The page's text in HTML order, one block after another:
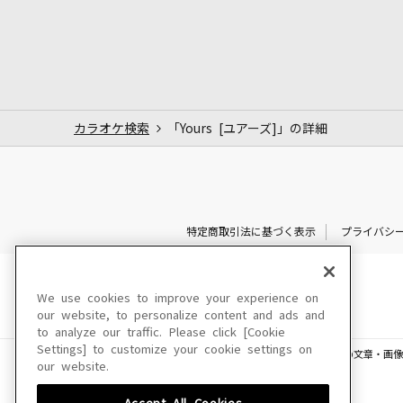
カラオケ検索 「Yours [ユアーズ]」の詳細
特定商取引法に基づく表示 プライバシ
このサイトに掲載されている一切の文章・画
We use cookies to improve your experience on
our website, to personalize content and ads and
to analyze our traffic. Please click [Cookie
Settings] to customize your cookie settings on
our website.